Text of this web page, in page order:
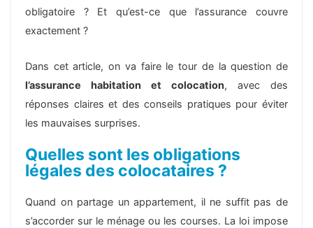
obligatoire ? Et qu’est-ce que l’assurance couvre
exactement ?
Dans cet article, on va faire le tour de la question de
l’assurance habitation et colocation, avec des
réponses claires et des conseils pratiques pour éviter
les mauvaises surprises.
Quelles sont les obligations
légales des colocataires ?
Quand on partage un appartement, il ne suffit pas de
s’accorder sur le ménage ou les courses. La loi impose